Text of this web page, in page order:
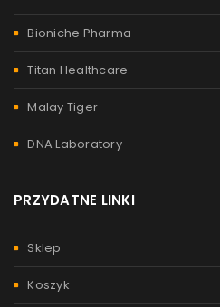
Bioniche Pharma
Titan Healthcare
Malay Tiger
DNA Laboratory
PRZYDATNE LINKI
Sklep
Koszyk